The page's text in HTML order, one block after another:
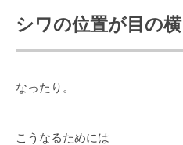
シワの位置が目の
なったり。
こうなるためには